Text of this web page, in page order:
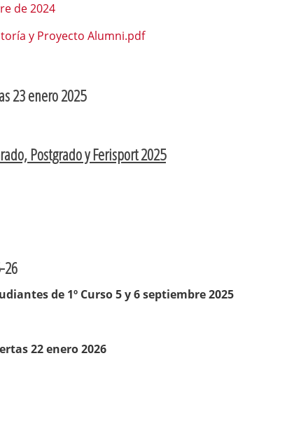
de 2024
y Proyecto Alumni.pdf
23 enero 2025
Postgrado y Ferisport 2025
26
de 1º Curso 5 y 6 septiembre 2025
22 enero 2026